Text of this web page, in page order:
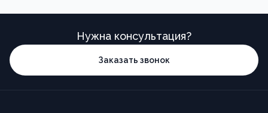
Нужна консультация?
Заказать звонок